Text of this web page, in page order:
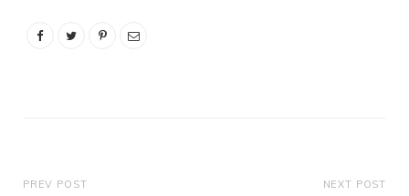
glaçage au fromage à la
PREV POST NEXT POST